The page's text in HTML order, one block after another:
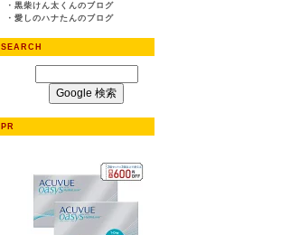
・ 黒柴けん太くんのブログ
・ 愛しのハナたんのブログ
SEARCH
PR